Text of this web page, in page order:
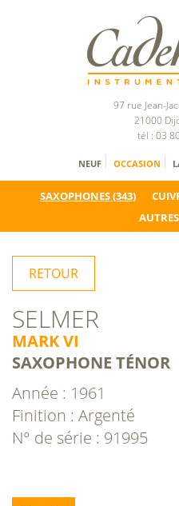
97 rue Jean-
21000
tél : 03
NEUF OCCASION
SAXOPHONES(343)
RETOUR
SELMER
MARK VI
SAXOPHONE TÉNOR
Année : 1961
Finition : Argenté
N° de série : 91995